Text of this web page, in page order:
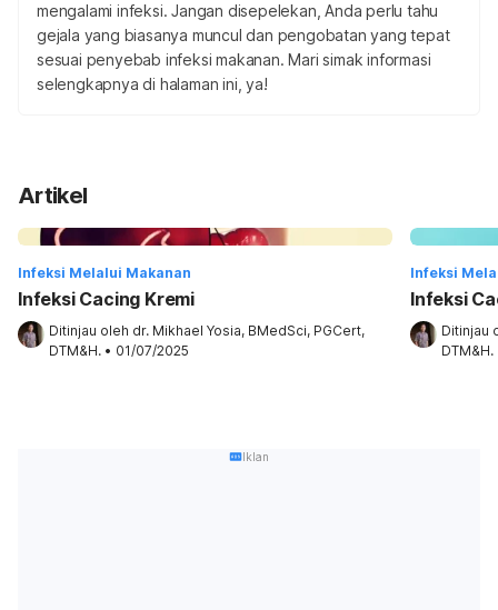
mengalami infeksi. Jangan disepelekan, Anda perlu tahu
gejala yang biasanya muncul dan pengobatan yang tepat
sesuai penyebab infeksi makanan. Mari simak informasi
selengkapnya di halaman ini, ya!
Artikel
Infeksi Melalui Makanan
Infeksi Cacing Kremi
Ditinjau oleh dr. Mikhael Yosia, BMedSci, PGCert,
DTM&H. • 01/07/2025
Infeksi
Infeksi
Ditinjau
DTM&H.
Iklan